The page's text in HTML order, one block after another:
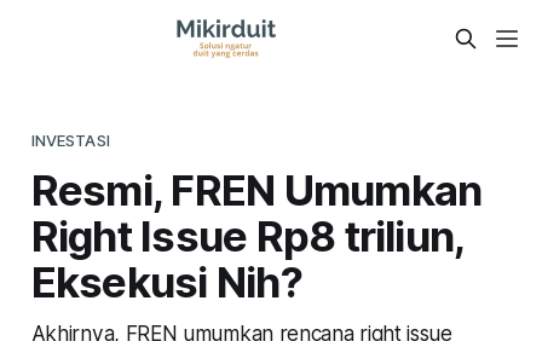
INVESTASI
Resmi, FREN Umumkan
Right Issue Rp8 triliun,
Eksekusi Nih?
Akhirnya, FREN umumkan rencana right issue